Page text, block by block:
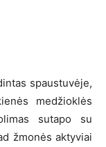
spaustuvėje,
medžioklės
sutapo su
žmonės aktyviai